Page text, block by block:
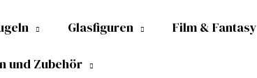
Glasfiguren Film & Fantasy
und Zubehör